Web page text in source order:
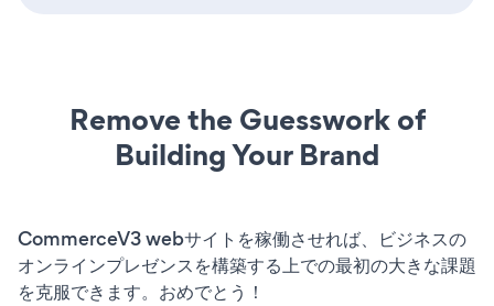
Remove the Guesswork of
Building Your Brand
CommerceV3 webサイトを稼働させれば、ビジネスの
オンラインプレゼンスを構築する上での最初の大きな課題
を克服できます。おめでとう！